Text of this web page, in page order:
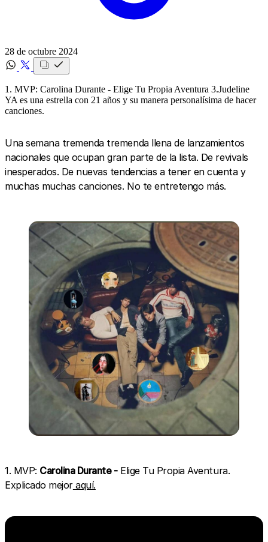
28 de octubre 2024
1. MVP: Carolina Durante - Elige Tu Propia Aventura 3.Judeline
YA es una estrella con 21 años y su manera personalísima de hacer
canciones.
Una semana tremenda tremenda llena de lanzamientos
nacionales que ocupan gran parte de la lista. De revivals
inesperados. De nuevas tendencias a tener en cuenta y
muchas muchas canciones. No te entretengo más.
1. MVP: Carolina Durante -Elige Tu Propia Aventura.
Explicado mejoraquí.